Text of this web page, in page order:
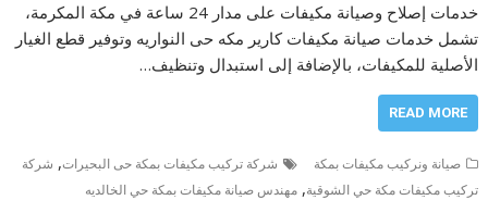
خدمات إصلاح وصيانة مكيفات على مدار 24 ساعة في مكة المكرمة،
تشمل خدمات صيانة مكيفات كارير مكه حى النواريه وتوفير قطع الغيار
الأصلية للمكيفات، بالإضافة إلى استبدال وتنظيف…
READ MORE
صيانة ونركيب مكيفات بمكة شركة تركيب مكيفات بمكة حى البحيرات, شركة
تركيب مكيفات مكة حي الشوقية,مهندس صيانة مكيفات بمكة حي الخالديه